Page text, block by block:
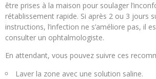
être prises à la maison pour soulager
rétablissement rapide. Si après 2 ou 3 jours
instructions, l’infection ne s’améliore pas, il
consulter un ophtalmologiste.
En attendant, vous pouvez suivre ces
Laver la zone avec une solution saline.